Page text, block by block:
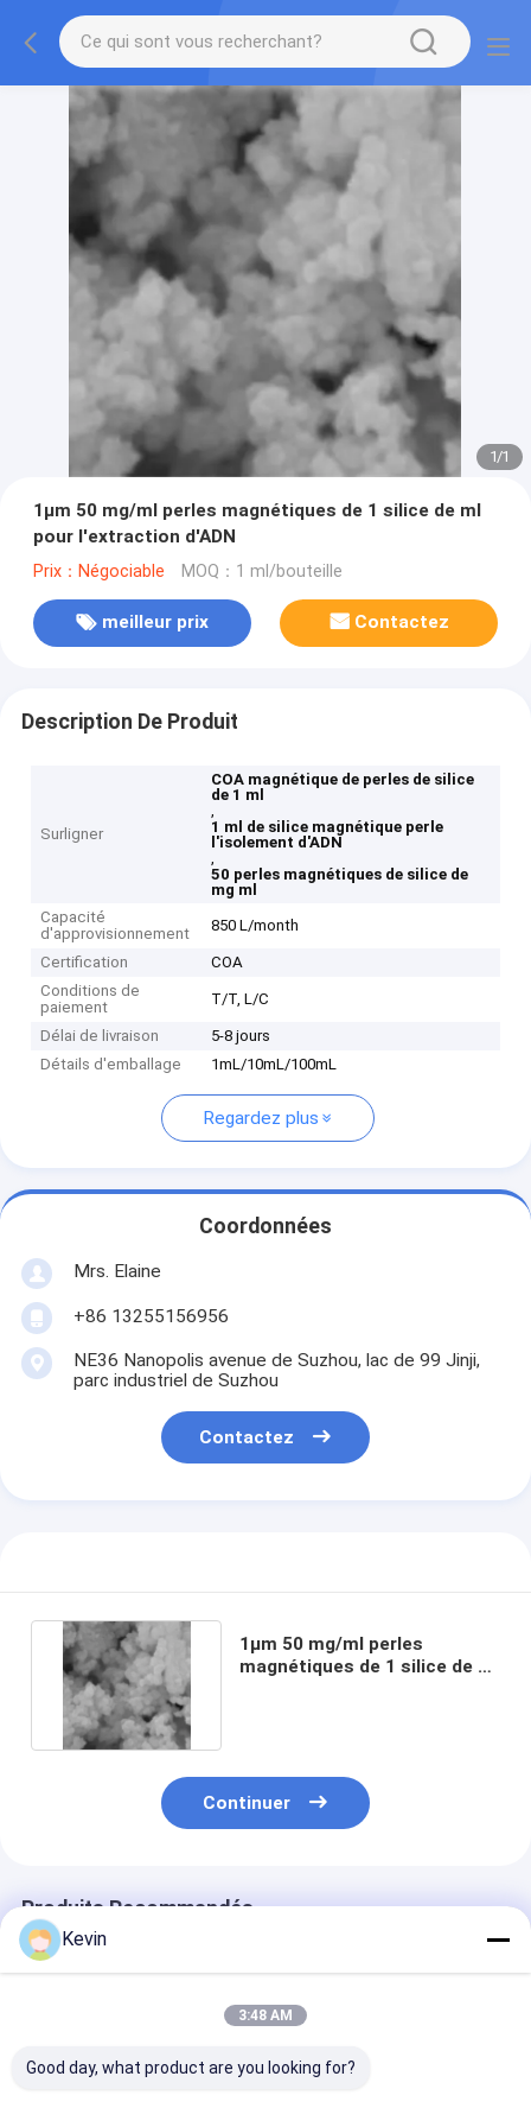
1/1
1μm 50 mg/ml perles magnétiques de 1 silice de ml
pour l'extraction d'ADN
Prix：Négociable MOQ：1 ml/bouteille
meilleur prix Contactez
Description De Produit
Surligner
COA magnétique de perles de silice
de 1 ml
,
1 ml de silice magnétique perle
l'isolement d'ADN
,
50 perles magnétiques de silice de
mg ml
Capacité
d'approvisionnement
850 L/month
Certification
COA
Conditions de
paiement
T/T, L/C
Délai de livraison
5-8 jours
Détails d'emballage
1mL/10mL/100mL
Regardez plus
Coordonnées
Mrs. Elaine
+86 13255156956
NE36 Nanopolis avenue de Suzhou, lac de 99 Jinji,
parc industriel de Suzhou
Contactez
1μm 50 mg/ml perles
magnétiques de 1 silice de ml
Continuer
Produits Recommandés
Kevin
3:48 AM
Good day, what product are you looking for?